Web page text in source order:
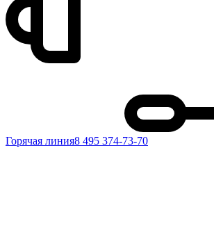
Горячая линия8 495 374-73-70